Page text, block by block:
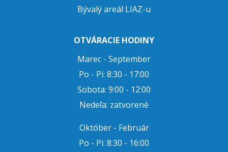
Bývalý areál LIAZ-u
OTVÁRACIE HODINY
Marec - September
Po - Pi: 8:30 - 17:00
Sobota: 9:00 - 12:00
Nedeľa: zatvorené
Október - Február
Po - Pi: 8:30 - 16:00